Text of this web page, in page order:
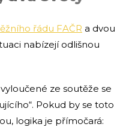
řádu FAČR a dvou
nabízejí odlišnou
ze soutěže se
Pokud by se toto
logika je přímočará: